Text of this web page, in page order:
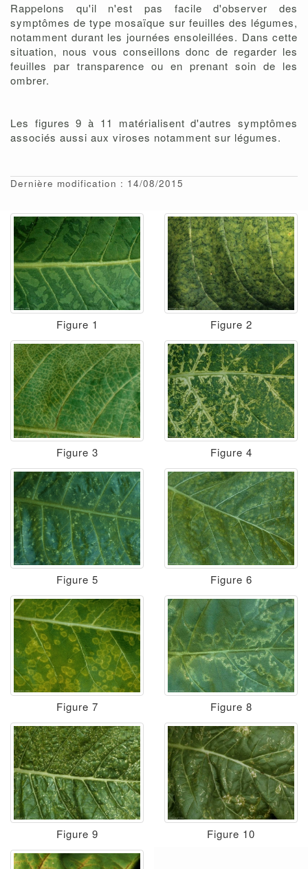
Rappelons qu'il n'est pas facile d'observer des
symptômes de type mosaïque sur feuilles des légumes,
notamment durant les journées ensoleillées. Dans cette
situation, nous vous conseillons donc de regarder les
feuilles par transparence ou en prenant soin de les
ombrer.
Les figures 9 à 11 matérialisent d'autres symptômes
associés aussi aux viroses notamment sur légumes.
Dernière modification : 14/08/2015
Figure 1 Figure 2
Figure 3 Figure 4
Figure 5 Figure 6
Figure 7 Figure 8
Figure 9 Figure 10